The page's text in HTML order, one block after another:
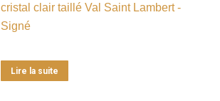
cristal clair taillé Val Saint Lambert -
Signé
Lire la suite